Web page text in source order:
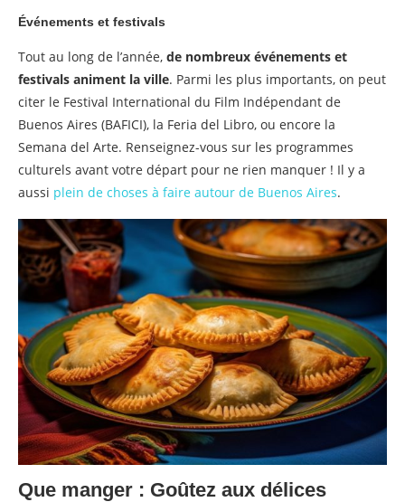
Événements et festivals
Tout au long de l’année, de nombreux événements et
festivals animent la ville. Parmi les plus importants, on peut
citer le Festival International du Film Indépendant de
Buenos Aires (BAFICI), la Feria del Libro, ou encore la
Semana del Arte. Renseignez-vous sur les programmes
culturels avant votre départ pour ne rien manquer ! Il y a
aussi plein de choses à faire autour de Buenos Aires.
Que manger : Goûtez aux délices